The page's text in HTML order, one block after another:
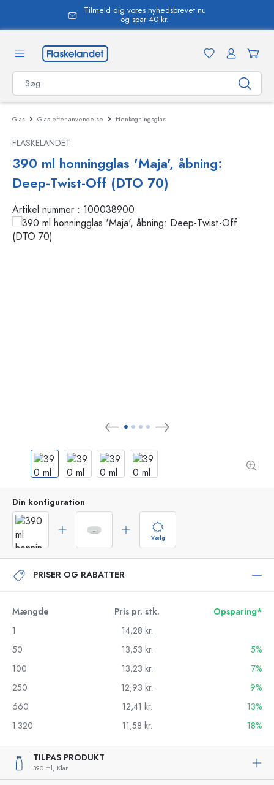
Tilmeld dig vores nyhedsbrevet nu
og spar 40 kr.
Glas Glas efter anvendelse Henkogningsglas
FLASKELANDET
390 ml honningglas 'Maja', åbning:
Deep-Twist-Off (DTO 70)
Artikel nummer : 100038900
Din konfiguration
Vælg
PRISER OG RABATTER
Mængde Pris pr. stk.
Opsparing*
1
14,28 kr.
50
13,53 kr.
5%
100
13,23 kr.
7%
250
12,93 kr.
9%
660
12,41 kr.
13%
1.320
11,58 kr. 18%
TILPAS PRODUKT
390 ml, Klar